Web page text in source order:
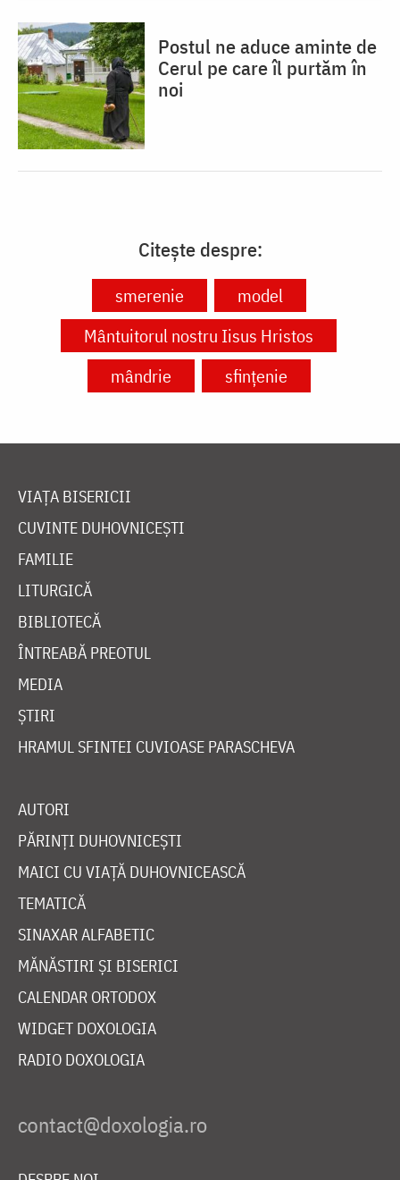
Postul ne aduce aminte de
Cerul pe care îl purtăm în
noi
Citește despre:
smerenie
model
Mântuitorul nostru Iisus Hristos
mândrie
sfințenie
VIAȚA BISERICII
CUVINTE DUHOVNICEȘTI
FAMILIE
LITURGICĂ
BIBLIOTECĂ
ÎNTREABĂ PREOTUL
MEDIA
ȘTIRI
HRAMUL SFINTEI CUVIOASE PARASCHEVA
AUTORI
PĂRINȚI DUHOVNICEȘTI
MAICI CU VIAȚĂ DUHOVNICEASCĂ
TEMATICĂ
SINAXAR ALFABETIC
MĂNĂSTIRI ȘI BISERICI
CALENDAR ORTODOX
WIDGET DOXOLOGIA
RADIO DOXOLOGIA